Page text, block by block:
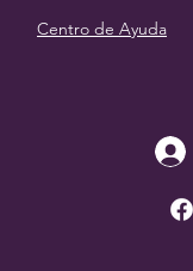
Centro de Ayuda